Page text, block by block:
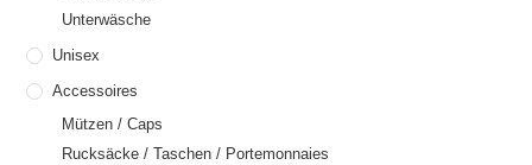
Unterwäsche
Unisex
Accessoires
Mützen / Caps
Rucksäcke / Taschen / Portemonnaies